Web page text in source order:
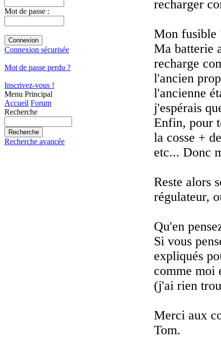
Mot de passe :
Connexion sécurisée
Mot de passe perdu ?
Inscrivez-vous !
Menu Principal
Accueil Forum
Recherche
Recherche avancée
recharger
Mon fusible
Ma batterie
recharge
l'ancien
l'ancienne
j'espérais
Enfin, pour
la cosse +
etc... Donc
Reste alors
régulateur,
Qu'en
Si vous
expliqués
comme moi
(j'ai rien
Merci aux
Tom.